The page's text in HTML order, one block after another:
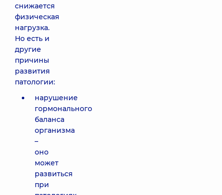
снижается
физическая
нагрузка.
Но есть и
другие
причины
развития
патологии:
нарушение
гормонального
баланса
организма
–
оно
может
развиться
при